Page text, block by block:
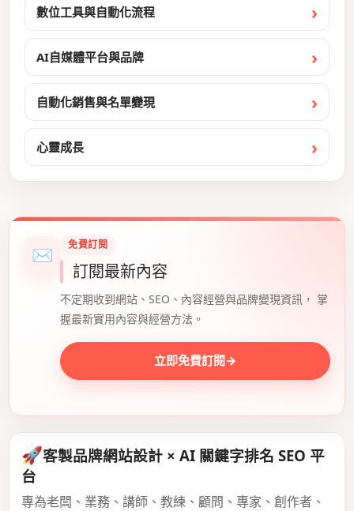
數位工具與自動化流程
AI自媒體平台與品牌
自動化銷售與名單變現
心靈成長
✉ 免費訂閱
訂閱最新內容
不定期收到網站、SEO、內容經營與品牌變現資訊， 掌
握最新實用內容與經營方法。
立即免費訂閱→
🚀客製品牌網站設計 × AI 關鍵字排名 SEO 平
台
專為老闆、業務、講師、教練、顧問、專家、創作者、